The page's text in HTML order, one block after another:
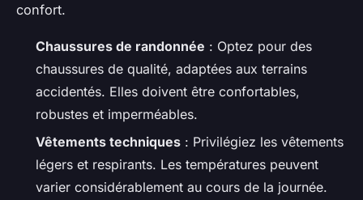
confort.
Chaussures de randonnée : Optez pour des
chaussures de qualité, adaptées aux terrains
accidentés. Elles doivent être confortables,
robustes et imperméables.
Vêtements techniques : Privilégiez les vêtements
légers et respirants. Les températures peuvent
varier considérablement au cours de la journée.